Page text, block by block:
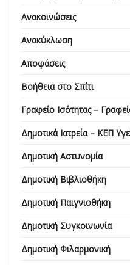
Ανακοινώσεις
Ανακύκλωση
Αποφάσεις
Βοήθεια στο Σπίτι
Γραφείο Ισότητας –
Δημοτικά Ιατρεία – ΚΕΠ
Δημοτική Αστυνομία
Δημοτική Βιβλιοθήκη
Δημοτική Παιγνιοθήκη
Δημοτική Συγκοινωνία
Δημοτική Φιλαρμονική